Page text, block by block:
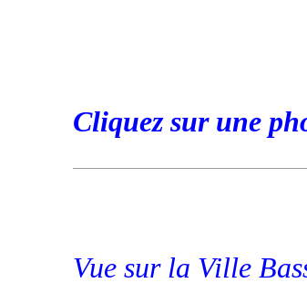
Cliquez sur une
Vue sur la Ville